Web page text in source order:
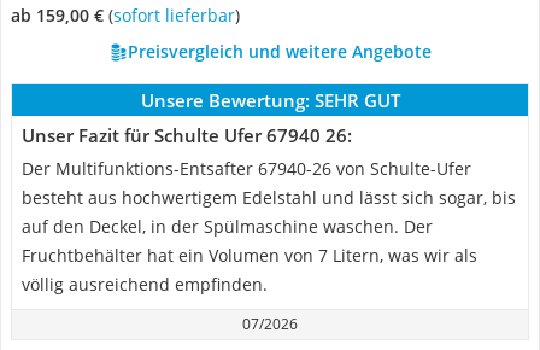
ab 159,00 € ( Sofort lieferbar)
Preisvergleich und weitere Angebote
Unsere Bewertung: SEHR GUT
Unser Fazit für Schulte Ufer 67940 26:
Der Multifunktions-Entsafter 67940-26 von Schulte-Ufer
besteht aus hochwertigem Edelstahl und lässt sich sogar, bis
auf den Deckel, in der Spülmaschine waschen. Der
Fruchtbehälter hat ein Volumen von 7 Litern, was wir als
völlig ausreichend empfinden.
07/2026